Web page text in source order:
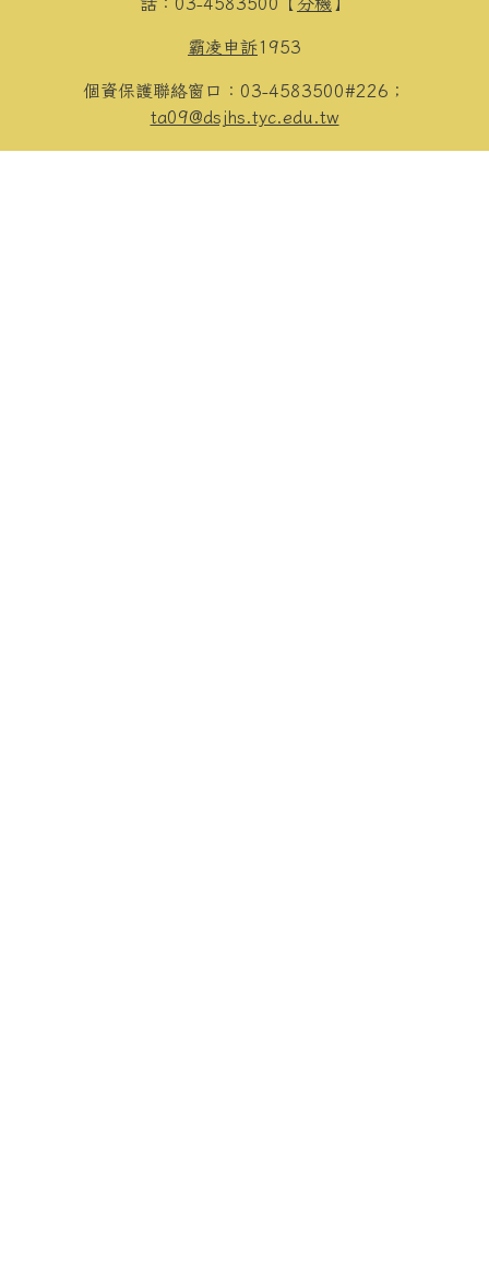
話：03-4583500【 分機 】
霸凌申訴1953
個資保護聯絡窗口：03-4583500#226；
ta09@dsjhs.tyc.edu.tw